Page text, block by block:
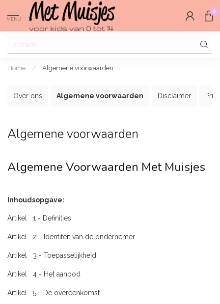
MENU
0
Home / Algemene voorwaarden
Over ons Algemene voorwaarden Disclaimer
Algemene voorwaarden
Algemene Voorwaarden Met Muisjes
Inhoudsopgave:
Artikel 1 - Definities
Artikel 2 - Identiteit van de ondernemer
Artikel 3 - Toepasselijkheid
Artikel 4 - Het aanbod
Artikel 5 - De overeenkomst